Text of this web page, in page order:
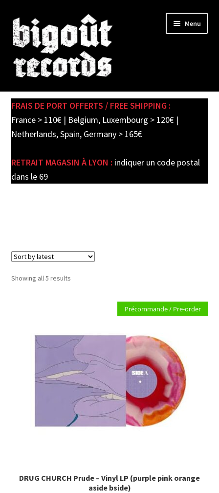
Skip
to
navigation
Skip
to
content
Menu
SHOP
child
PRE-ORDERS
FRAIS DE PORT OFFERTS / FREE SHIPPING :
France > 110€ | Belgium, Luxembourg > 120€ |
Netherlands, Spain, Germany > 165€
RETRAIT MAGASIN À LYON : indiquer un code postal
dans le 69
Showing all 5 resultsSorted
Précommande / Pre-order
DRUG CHURCH Prude – Vinyl LP (purple pink orange
aside bside)